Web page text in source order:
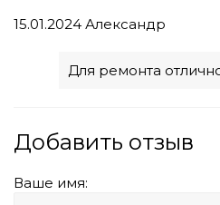
15.01.2024 Александр
Для ремонта
Добавить отзыв
Ваше имя: